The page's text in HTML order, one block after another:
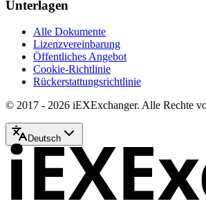
Unterlagen
Alle Dokumente
Lizenzvereinbarung
Öffentliches Angebot
Cookie-Richtlinie
Rückerstattungsrichtlinie
© 2017 - 2026 iEXExchanger. Alle Rechte
Deutsch